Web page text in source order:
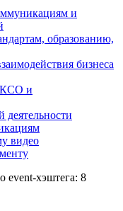
и
образованию,
бизнеса
КСО и
видео
event-хэштега: 8